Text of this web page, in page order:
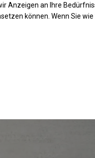
Anzeigen an Ihre
können. Wenn Sie